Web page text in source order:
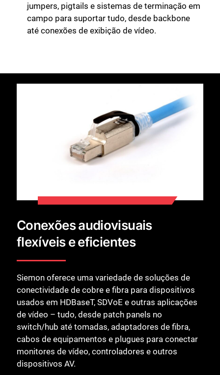
jumpers, pigtails e sistemas de terminação em
campo para suportar tudo, desde backbone
até conexões de exibição de vídeo.
Conexões audiovisuais
flexíveis e eficientes
Siemon oferece uma variedade de soluções de
conectividade de cobre e fibra para dispositivos
usados em HDBaseT, SDVoE e outras aplicações
de vídeo – tudo, desde patch panels no
switch/hub até tomadas, adaptadores de fibra,
cabos de equipamentos e plugues para conectar
monitores de vídeo, controladores e outros
dispositivos AV.